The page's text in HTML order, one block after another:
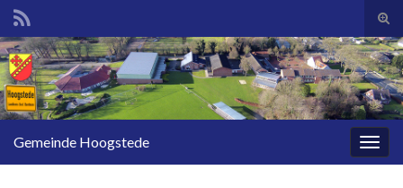
Search for:
Gemeinde Hoogstede